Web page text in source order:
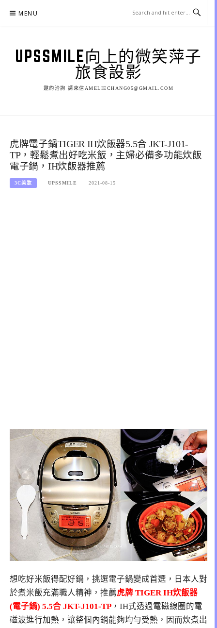
MENU
UPSSMILE向上的微笑萍子
旅食設影
邀約洽詢 請來信AMELIECHANG05@GMAIL.COM
虎牌電子鍋TIGER IH炊飯器5.5合 JKT-J101-
TP，輕鬆煮出好吃米飯，主婦必備多功能炊飯
電子鍋，IH炊飯器推薦
3C美妝 UPSSMILE 2021-08-15
想吃好米飯得配好鍋，挑選電子鍋變成首選，日本人對
於煮米飯充滿職人精神，推薦虎牌 TIGER IH炊飯器
(電子鍋) 5.5合 JKT-J101-TP ，IH式透過電磁線圈的電
磁波進行加熱，讓整個內鍋能夠均勻受熱，因而炊煮出